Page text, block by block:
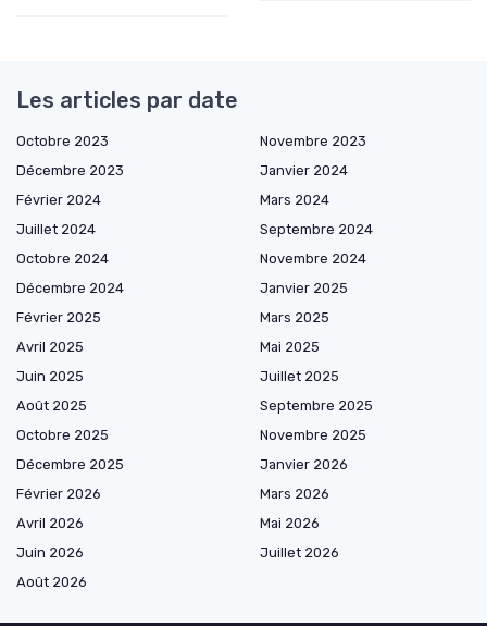
Les articles par date
Octobre 2023
Novembre 2023
Décembre 2023
Janvier 2024
Février 2024
Mars 2024
Juillet 2024
Septembre 2024
Octobre 2024
Novembre 2024
Décembre 2024
Janvier 2025
Février 2025
Mars 2025
Avril 2025
Mai 2025
Juin 2025
Juillet 2025
Août 2025
Septembre 2025
Octobre 2025
Novembre 2025
Décembre 2025
Janvier 2026
Février 2026
Mars 2026
Avril 2026
Mai 2026
Juin 2026
Juillet 2026
Août 2026